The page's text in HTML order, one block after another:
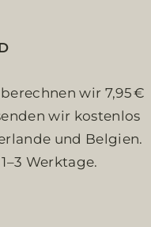
wir 7,95 €
wir kostenlos
und Belgien.
Werktage.